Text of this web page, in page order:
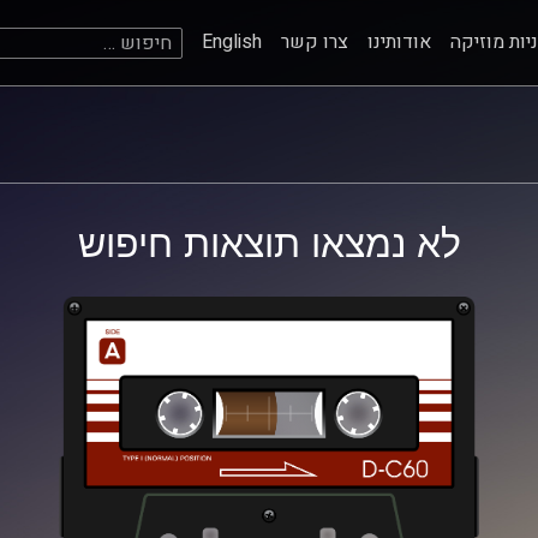
מוזיקה אודותינו צרו קשר English חיפוש:
לא נמצאו תוצאות חיפוש